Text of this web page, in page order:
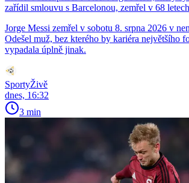
zařídil smlouvu s Barcelonou, zemřel v 68 letech
Jorge Messi zemřel v sobotu 8. srpna 2026 v
Odešel muž, bez kterého by kariéra největšího
vypadala úplně jinak.
SportyŽivě
dnes, 16:32
3 min